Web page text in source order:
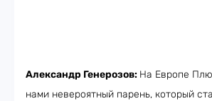
Александр Генерозов: На Европе
нами невероятный парень, который